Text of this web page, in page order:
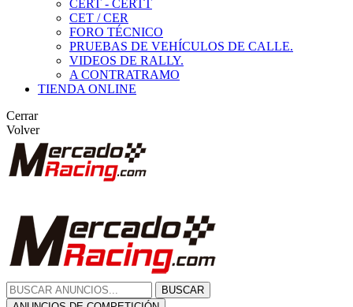
CERT - CERTT
CET / CER
FORO TÉCNICO
PRUEBAS DE VEHÍCULOS DE CALLE.
VIDEOS DE RALLY.
A CONTRATRAMO
TIENDA ONLINE
Cerrar
Volver
BUSCAR
ANUNCIOS DE COMPETICIÓN